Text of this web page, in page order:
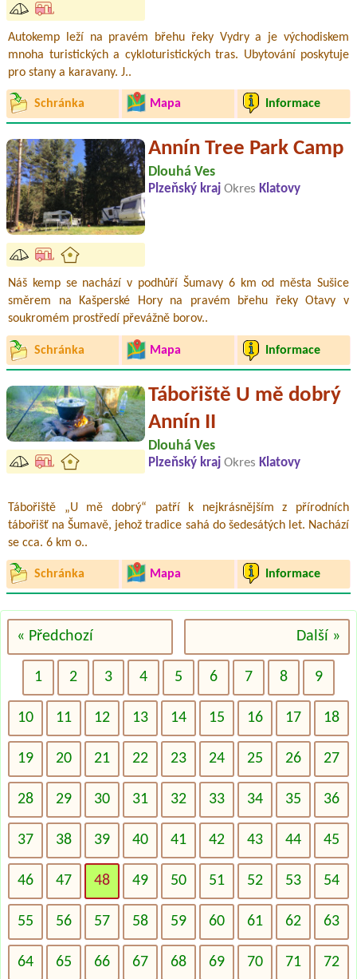
Autokemp leží na pravém břehu řeky Vydry a je východiskem
mnoha turistických a cykloturistických tras. Ubytování poskytuje
pro stany a karavany. J..
Schránka Mapa Informace
Annín Tree Park Camp
Dlouhá Ves
Plzeňský kraj Okres Klatovy
Náš kemp se nachází v podhůří Šumavy 6 km od města Sušice
směrem na Kašperské Hory na pravém břehu řeky Otavy v
soukromém prostředí převážně borov..
Schránka Mapa Informace
Tábořiště U mě dobrý
Annín II
Dlouhá Ves
Plzeňský kraj Okres Klatovy
Tábořiště „U mě dobrý“ patří k nejkrásnějším z přírodních
tábořišť na Šumavě, jehož tradice sahá do šedesátých let. Nachází
se cca. 6 km o..
Schránka Mapa Informace
« Předchozí Další »
1 2 3 4 5 6 7 8 9
10 11 12 13 14 15 16 17 18
19 20 21 22 23 24 25 26 27
28 29 30 31 32 33 34 35 36
37 38 39 40 41 42 43 44 45
46 47 48 49 50 51 52 53 54
55 56 57 58 59 60 61 62 63
64 65 66 67 68 69 70 71 72